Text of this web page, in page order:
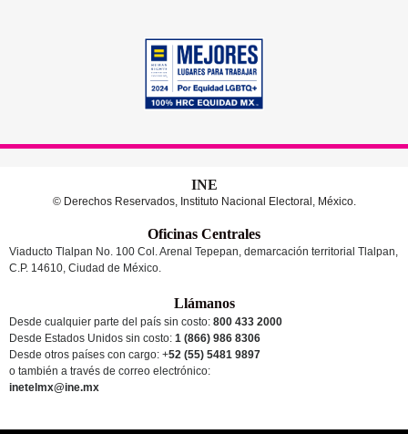
INE
© Derechos Reservados, Instituto Nacional Electoral, México.
Oficinas Centrales
Viaducto Tlalpan No. 100 Col. Arenal Tepepan, demarcación territorial Tlalpan,
C.P. 14610, Ciudad de México.
Llámanos
Desde cualquier parte del país sin costo: 800 433 2000
Desde Estados Unidos sin costo: 1 (866) 986 8306
Desde otros países con cargo: +52 (55) 5481 9897
o también a través de correo electrónico:
inetelmx@ine.mx